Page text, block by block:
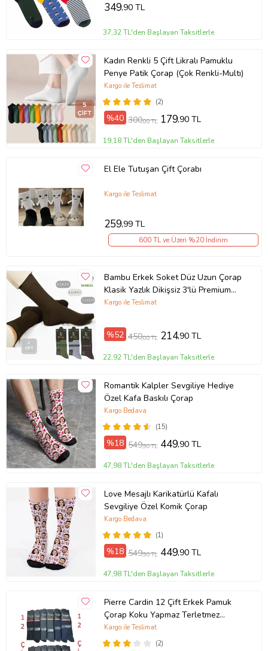
349,90 TL
37,32 TL'den Başlayan Taksitlerle
Kadın Renkli 5 Çift Likralı Pamuklu
Penye Patik Çorap (Çok Renkli-Multı)
(2)
Kargo ile Teslimat
%40 300,00 TL 179,90 TL
19,18 TL'den Başlayan Taksitlerle
El Ele Tutuşan Çift Çorabı
Kargo ile Teslimat
259,99 TL
600 TL ve Üzeri %20 İndirim
Bambu Erkek Soket Düz Uzun Çorap
Klasik Yazlık Dikişsiz 3'lü Premium
Set (Model 1)
Kargo ile Teslimat
%52 450,00 TL 214,90 TL
22,92 TL'den Başlayan Taksitlerle
Romantik Kalpler Sevgiliye Hediye
Özel Kafa Baskılı Çorap
(15)
Kargo Bedava
%18 549,90 TL 449,90 TL
47,98 TL'den Başlayan Taksitlerle
Love Mesajlı Karikatürlü Kafalı
Sevgiliye Özel Komik Çorap
(1)
Kargo Bedava
%18 549,90 TL 449,90 TL
47,98 TL'den Başlayan Taksitlerle
Pierre Cardin 12 Çift Erkek Pamuk
Çorap Koku Yapmaz Terletmez
Çeyizlik (Karışık)
(2)
Kargo ile Teslimat